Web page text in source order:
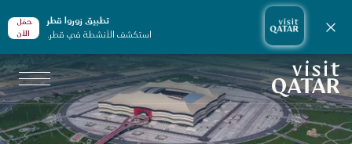
تطبيق زوروا قطر
استكشف الأنشطة في قطر.
حمّل
الأن
إغلاق الإشعارات
الصفحة الرئيسية لموقع VisitQatar